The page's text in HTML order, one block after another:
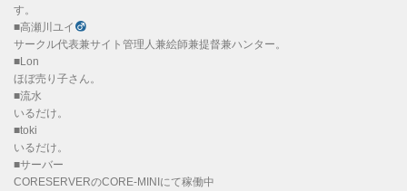
す。
■高瀬川ユイ
サークル代表兼サイト管理人兼絵師兼提督兼ハンター。
■Lon
ほぼ売り子さん。
■流水
いるだけ。
■toki
いるだけ。
■サーバー
CORESERVERのCORE-MINIにて稼働中